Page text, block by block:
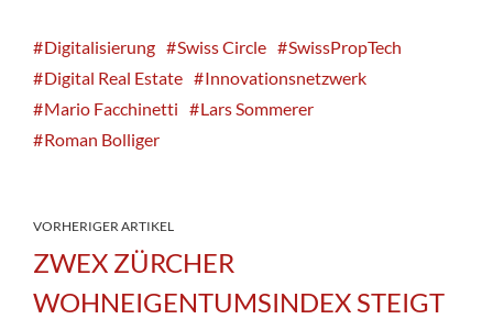
Digitalisierung Swiss Circle
SwissPropTech
Digital Real Estate
Innovationsnetzwerk
Mario Facchinetti
Lars Sommerer
Roman Bolliger
VORHERIGER ARTIKEL
ZWEX ZÜRCHER
WOHNEIGENTUMSINDEX STEIGT